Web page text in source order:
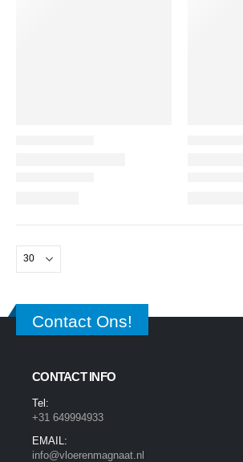
Contact Ons!
CONTACT INFO
Tel:
+31 649994933
EMAIL:
info@vloerenmagnaat.nl